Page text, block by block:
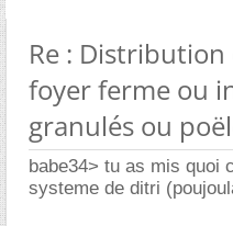
Re :
foyer ferme ou
granulés ou
babe34> tu as mis quoi
systeme de ditri